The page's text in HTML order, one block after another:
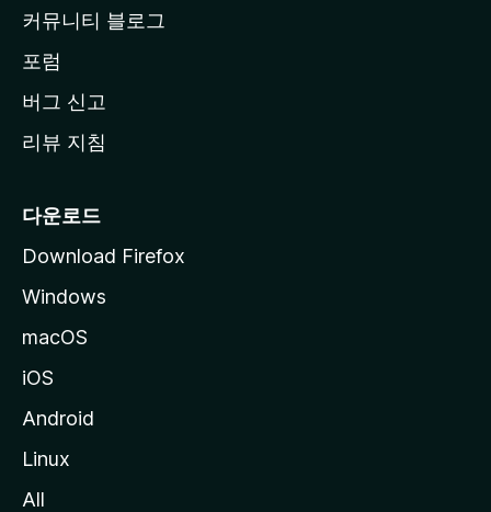
이
동
커뮤니티 블로그
포럼
버그 신고
리뷰 지침
다운로드
Download Firefox
Windows
macOS
iOS
Android
Linux
All